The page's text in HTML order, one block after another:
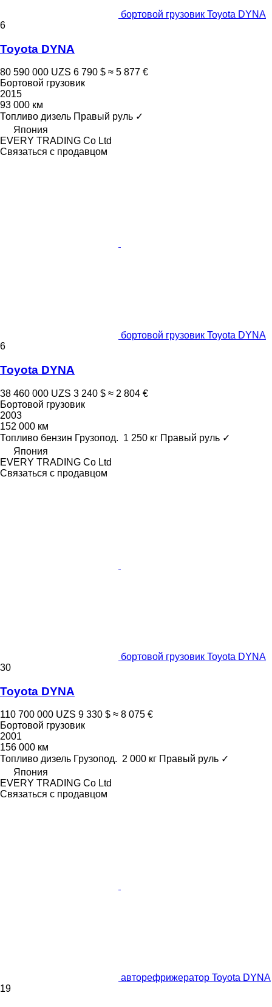
бортовой грузовик Toyota DYNA
6
Toyota DYNA
80 590 000 UZS 6 790 $ ≈ 5 877 €
Бортовой грузовик
2015
93 000 км
Топливо дизель Правый руль ✓
Япония
EVERY TRADING Co Ltd
Связаться с продавцом
бортовой грузовик Toyota DYNA
6
Toyota DYNA
38 460 000 UZS 3 240 $ ≈ 2 804 €
Бортовой грузовик
2003
152 000 км
Топливо бензин Грузопод. 1 250 кг Правый руль ✓
Япония
EVERY TRADING Co Ltd
Связаться с продавцом
бортовой грузовик Toyota DYNA
30
Toyota DYNA
110 700 000 UZS 9 330 $ ≈ 8 075 €
Бортовой грузовик
2001
156 000 км
Топливо дизель Грузопод. 2 000 кг Правый руль ✓
Япония
EVERY TRADING Co Ltd
Связаться с продавцом
авторефрижератор Toyota DYNA
19